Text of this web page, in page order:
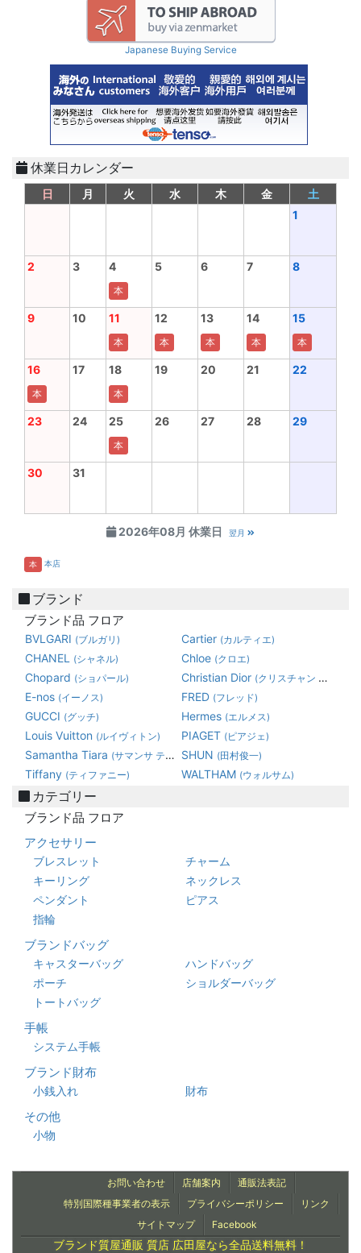
Japanese Buying Service
休業日カレンダー
2026年08月 休業日 翌月
日 月 火 水 木 金
土
1
2 3 4
本
5 6 7 8
9 10 11
本
12
本
13
本
14
本
15
本
16
本
17 18
本
19 20 21 22
23 24 25
本
26 27 28 29
30 31
本 本店
ブランド
ブランド品 フロア
BVLGARI (ブルガリ) Cartier (カルティエ)
CHANEL (シャネル) Chloe (クロエ)
Chopard (ショパール) Christian Dior (クリスチャン ディオール)
E-nos (イーノス) FRED (フレッド)
GUCCI (グッチ) Hermes (エルメス)
Louis Vuitton (ルイヴィトン) PIAGET (ピアジェ)
Samantha Tiara (サマンサ ティアラ) SHUN (田村俊一)
Tiffany (ティファニー) WALTHAM (ウォルサム)
カテゴリー
ブランド品 フロア
アクセサリー
ブレスレット
チャーム
キーリング
ネックレス
ペンダント
ピアス
指輪
ブランドバッグ
キャスターバッグ
ハンドバッグ
ポーチ
ショルダーバッグ
トートバッグ
手帳
システム手帳
ブランド財布
小銭入れ 財布
その他
小物
お問い合わせ 店舗案内
通販法表記
特別国際種事業者の表示
プライバシーポリシー
リンク
サイトマップ
Facebook
ブランド質屋通販 質店 広田屋なら全品送料無料！